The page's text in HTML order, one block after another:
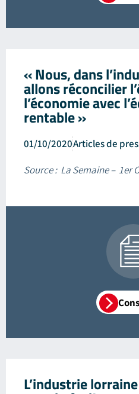
« Nous, dans
allons réconcilier
l’économie avec
rentable »
01/10/2020Articles de
Source : La Semaine – 1er
L’industrie